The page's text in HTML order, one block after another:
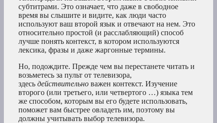
субтитрами. Это означает, что даже в свободное
время вы слышите и видите, как люди часто
используют ваш второй язык и отвечают на нем. Это
относительно простой (и расслабляющий) способ
лучше понять контекст, в котором используются
лексика, фразы и даже жаргонные термины.
Но, подождите. Прежде чем вы перестанете читать и
возьметесь за пульт от телевизора,
здесь действительно важен контекст. Изучение
второго (или третьего, или четвертого …) языка тем
же способом, которым вы его будете использовать,
поможет вам быстрее овладеть им, поэтому вы
должны учитывать выбор телевизора.